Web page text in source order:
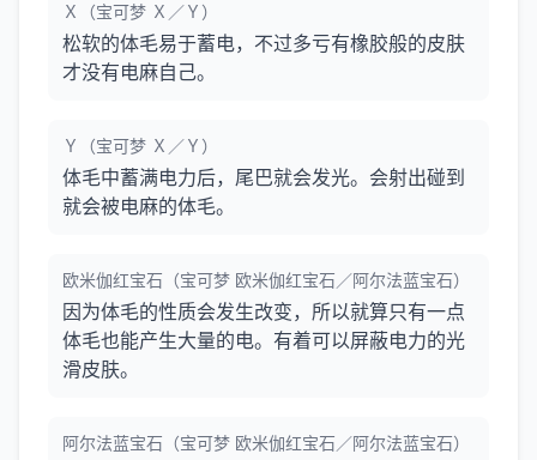
Ｘ（宝可梦 Ｘ／Ｙ）
松软的体毛易于蓄电，不过多亏有橡胶般的皮肤
才没有电麻自己。
Ｙ（宝可梦 Ｘ／Ｙ）
体毛中蓄满电力后，尾巴就会发光。会射出碰到
就会被电麻的体毛。
欧米伽红宝石（宝可梦 欧米伽红宝石／阿尔法蓝宝石）
因为体毛的性质会发生改变，所以就算只有一点
体毛也能产生大量的电。有着可以屏蔽电力的光
滑皮肤。
阿尔法蓝宝石（宝可梦 欧米伽红宝石／阿尔法蓝宝石）